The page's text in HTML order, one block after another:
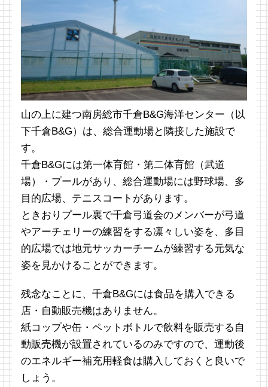
山の上に建つ南房総市千倉B&G海洋センター（以
下千倉B&G）は、総合運動場と隣接した施設で
す。
千倉B&Gには第一体育館・第二体育館（武道
場）・プールがあり、総合運動場には野球場、多
目的広場、テニスコートがあります。
ときおりプール裏で千倉弓道会のメンバーが弓道
やアーチェリーの練習をする凛々しい姿を、多目
的広場では地元サッカーチームが練習する元気な
姿を見かけることができます。
残念なことに、千倉B&Gには食品を購入できる
店・自動販売機はありません。
紙コップや缶・ペットボトルで飲料を販売する自
動販売機が設置されているのみですので、運動後
のエネルギー補充用軽食は購入しておくと良いで
しょう。